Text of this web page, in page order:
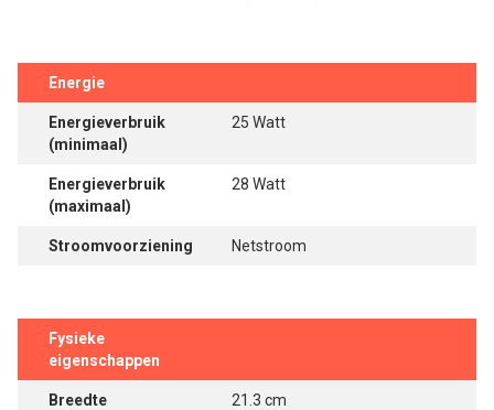
Energie
Energieverbruik
(minimaal)
25 Watt
Energieverbruik
(maximaal)
28 Watt
Stroomvoorziening Netstroom
Fysieke
eigenschappen
Breedte 21.3 cm